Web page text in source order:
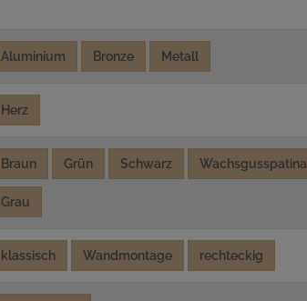
Aluminium Bronze Metall
Herz
Braun Grün Schwarz Wachsgusspatina
Grau
klassisch Wandmontage rechteckig